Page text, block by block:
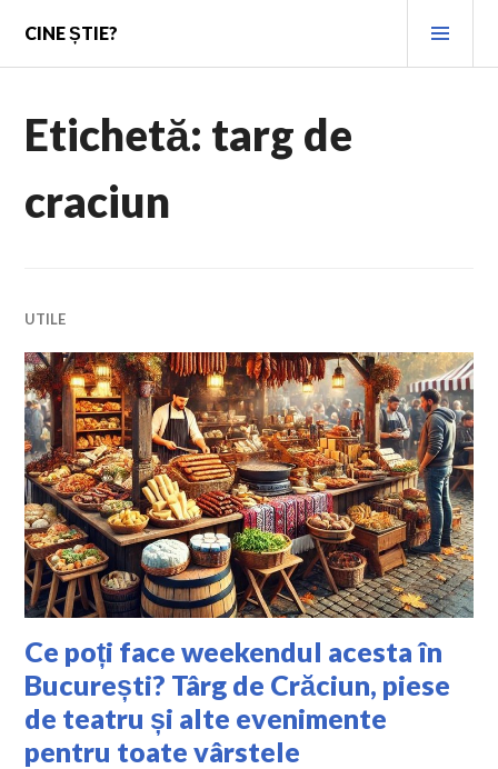
content
CINE ȘTIE?
Etichetă: targ de
craciun
UTILE
Ce poți face weekendul acesta în
București? Târg de Crăciun, piese
de teatru și alte evenimente
pentru toate vârstele